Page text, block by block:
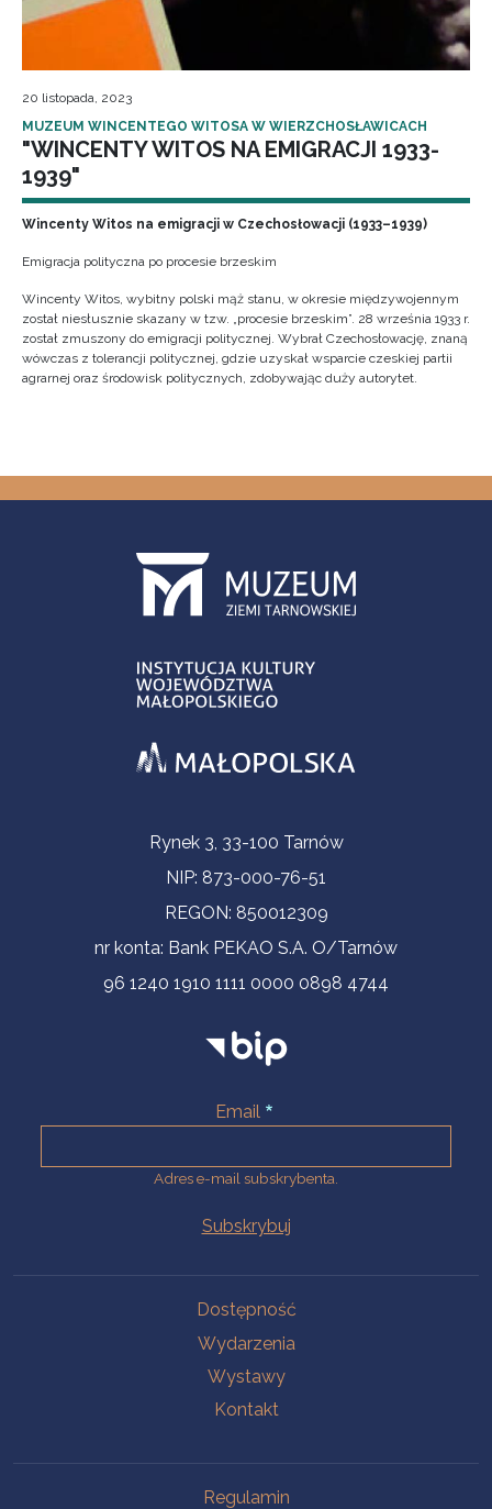
20 listopada, 2023
MUZEUM WINCENTEGO WITOSA W WIERZCHOSŁAWICACH
"WINCENTY WITOS NA EMIGRACJI 1933-
1939"
Wincenty Witos na emigracji w Czechosłowacji (1933–1939)
Emigracja polityczna po procesie brzeskim
Wincenty Witos, wybitny polski mąż stanu, w okresie międzywojennym
został niesłusznie skazany w tzw. „procesie brzeskim”. 28 września 1933 r.
został zmuszony do emigracji politycznej. Wybrał Czechosłowację, znaną
wówczas z tolerancji politycznej, gdzie uzyskał wsparcie czeskiej partii
agrarnej oraz środowisk politycznych, zdobywając duży autorytet.
Informacje kontaktoweRynek 3, 33-100 Tarnów
NIP: 873-000-76-51
REGON: 850012309
nr konta: Bank PEKAO S.A. O/Tarnów
96 1240 1910 1111 0000 0898 4744
Email
Adres e-mail subskrybenta.
Dostępność
Wydarzenia
Wystawy
Kontakt
Regulamin